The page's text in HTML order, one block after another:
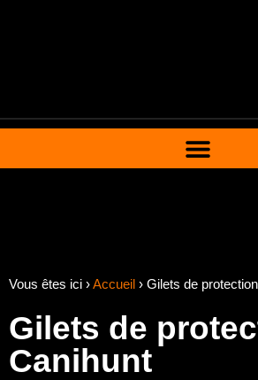
Vous êtes ici ›Accueil › Gilets de
Gilets de
Canihunt